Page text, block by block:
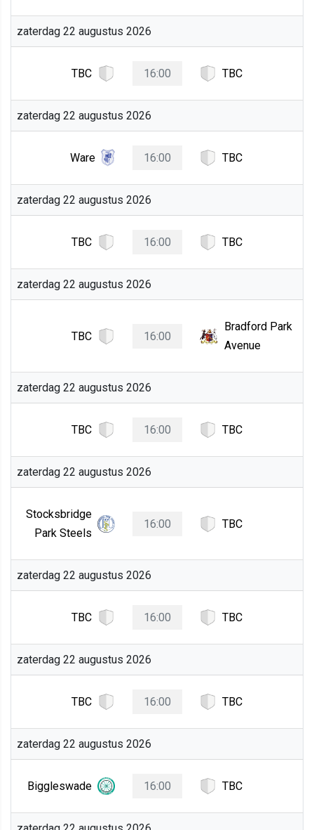
zaterdag 22 augustus 2026
TBC 16:00 TBC
zaterdag 22 augustus 2026
Ware 16:00 TBC
zaterdag 22 augustus 2026
TBC 16:00 TBC
zaterdag 22 augustus 2026
TBC 16:00
Bradford Park
Avenue
zaterdag 22 augustus 2026
TBC 16:00 TBC
zaterdag 22 augustus 2026
Stocksbridge
Park Steels
16:00 TBC
zaterdag 22 augustus 2026
TBC 16:00 TBC
zaterdag 22 augustus 2026
TBC 16:00 TBC
zaterdag 22 augustus 2026
Biggleswade 16:00 TBC